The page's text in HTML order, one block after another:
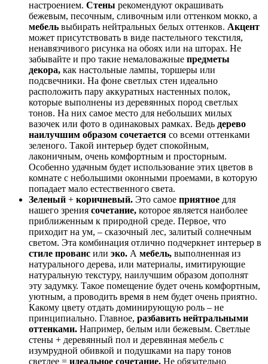
настроением. Стены рекомендуют окрашивать
бежевым, песочным, сливочным или оттенком мокко, а
мебель выбирать нейтральных белых оттенков. Акцент
может присутствовать в виде пастельного текстиля,
ненавязчивого рисунка на обоях или на шторах. Не
забывайте и про такие немаловажные предметы
декора, как настольные лампы, торшеры или
подсвечники. На фоне светлых стен идеально
расположить пару аккуратных настенных полок,
которые выполнены из деревянных пород светлых
тонов. На них самое место для небольших милых
вазочек или фото в одинаковых рамках. Ведь дерево
наилучшим образом сочетается со всеми оттенками
зеленого. Такой интерьер будет спокойным,
лаконичным, очень комфортным и просторным.
Особенно удачным будет использование этих цветов в
комнате с небольшими оконными проемами, в которую
попадает мало естественного света.
Зеленый + коричневый. Это самое приятное для
нашего зрения сочетание, которое является наиболее
приближенным к природной среде. Первое, что
приходит на ум, – сказочный лес, залитый солнечным
светом. Эта комбинация отлично подчеркнет интерьер в
стиле прованс или эко. А мебель, выполненная из
натурального дерева, или материалы, имитирующие
натуральную текстуру, наилучшим образом дополнят
эту задумку. Такое помещение будет очень комфортным,
уютным, а проводить время в нем будет очень приятно.
Какому цвету отдать доминирующую роль – не
принципиально. Главное, разбавить нейтральными
оттенками. Например, белым или бежевым. Светлые
стены + деревянный пол и деревянная мебель с
изумрудной обивкой и подушками на пару тонов
светлее = идеальное сочетание. Не обязательно